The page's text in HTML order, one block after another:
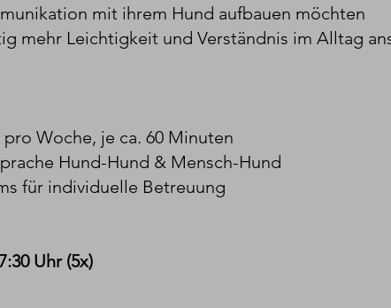
mit ihrem Hund aufbauen möchten
mehr Leichtigkeit und Verständnis im Alltag
Woche, je ca. 60 Minuten
Hund-Hund & Mensch-Hund
für individuelle Betreuung
Uhr (5x)